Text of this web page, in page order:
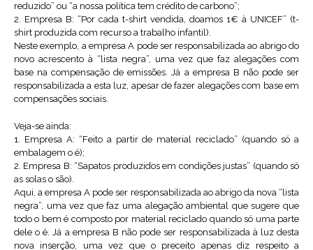
reduzido” ou “a nossa política tem crédito de carbono”;
2. Empresa B: “Por cada t-shirt vendida, doamos 1€ à UNICEF” (t-
shirt produzida com recurso a trabalho infantil).
Neste exemplo, a empresa A pode ser responsabilizada ao abrigo do
novo acrescento à “lista negra”, uma vez que faz alegações com
base na compensação de emissões. Já a empresa B não pode ser
responsabilizada a esta luz, apesar de fazer alegações com base em
compensações sociais.
Veja-se ainda:
1. Empresa A: “Feito a partir de material reciclado” (quando só a
embalagem o é);
2. Empresa B: “Sapatos produzidos em condições justas” (quando só
as solas o são).
Aqui, a empresa A pode ser responsabilizada ao abrigo da nova “lista
negra”, uma vez que faz uma alegação ambiental que sugere que
todo o bem é composto por material reciclado quando só uma parte
dele o é. Já a empresa B não pode ser responsabilizada à luz desta
nova inserção, uma vez que o preceito apenas diz respeito a